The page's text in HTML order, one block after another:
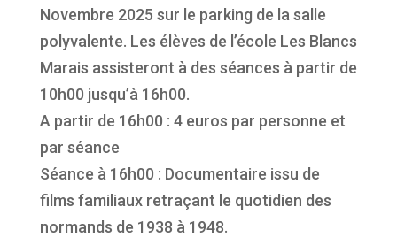
Novembre 2025 sur le parking de la salle
polyvalente. Les élèves de l’école Les Blancs
Marais assisteront à des séances à partir de
10h00 jusqu’à 16h00.
A partir de 16h00 : 4 euros par personne et
par séance
Séance à 16h00 : Documentaire issu de
films familiaux retraçant le quotidien des
normands de 1938 à 1948.